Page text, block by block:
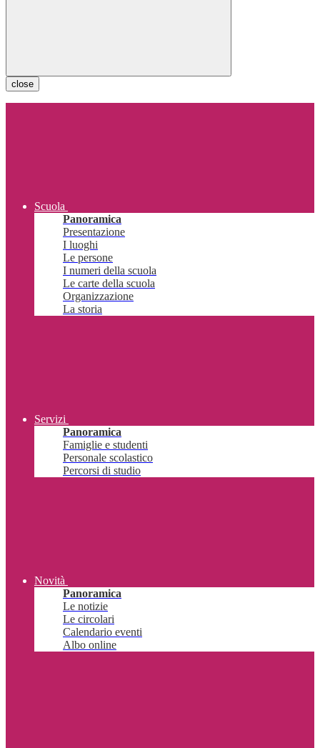
close
Scuola
Panoramica
Presentazione
I luoghi
Le persone
I numeri della scuola
Le carte della scuola
Organizzazione
La storia
Servizi
Panoramica
Famiglie e studenti
Personale scolastico
Percorsi di studio
Novità
Panoramica
Le notizie
Le circolari
Calendario eventi
Albo online